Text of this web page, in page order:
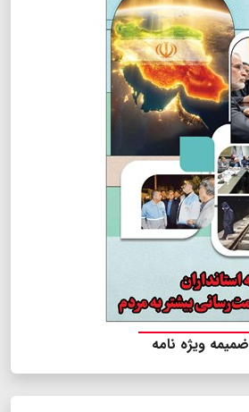
ضمیمه ویژه نامه